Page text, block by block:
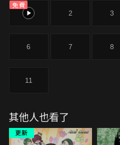
免費
1 2 3
6 7 8
11
其他人也看了